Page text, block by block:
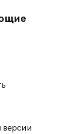
версии